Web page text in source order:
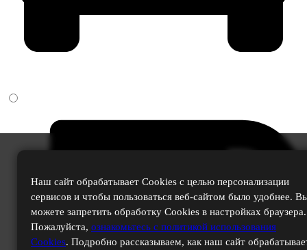
Наш сайт обрабатывает Cookies с целью персонализации
сервисов и чтобы пользоваться веб-сайтом было удобнее.
можете запретить обработку Cookies в настройках браузера.
Пожалуйста, ознакомьтесь с политикой использования
Cookies. Подробно рассказываем, как наш сайт